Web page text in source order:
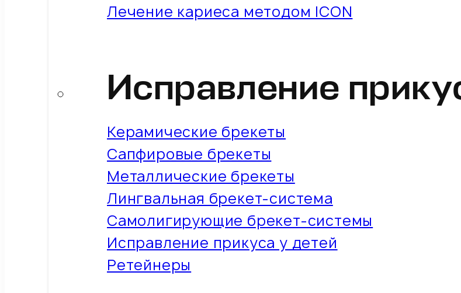
Лечение кариеса методом ICON
Исправление
Керамические брекеты
Сапфировые брекеты
Металлические брекеты
Лингвальная брекет-система
Самолигирующие брекет-системы
Исправление прикуса у детей
Ретейнеры